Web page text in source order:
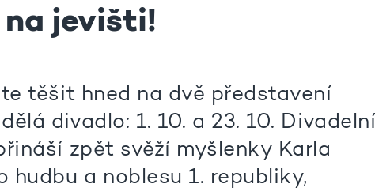
na jevišti!
těšit hned na dvě představení
divadlo: 1. 10. a 23. 10. Divadelní
zpět svěží myšlenky Karla
hudbu a noblesu 1. republiky,